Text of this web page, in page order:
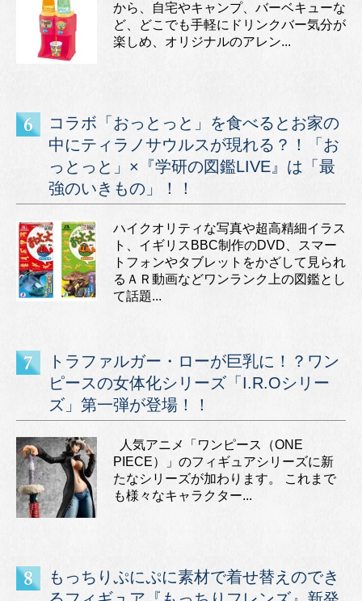
から、自宅やキャンプ、バーベキューな
ど、どこでも手軽にドリンクバー気分が
楽しめ、オリジナルのアレン...
コラボ「おっとっと」を食べるとお家の
中にティラノサウルスが現れる？！「お
っとっと」×『学研の図鑑LIVE』は「最
強のいきもの」！！
ハイクオリティな写真や超高精細イラス
ト、イギリスBBC制作のDVD、スマー
トフォンやタブレットをかざして見られ
るＡＲ動画などワンランク上の図鑑とし
て話題...
トラファルガー・ローが巨乳に！？ワン
ピースの女体化シリーズ「I.R.Oシリー
ズ」第一弾が登場！！
人気アニメ「ワンピース（ONE
PIECE）」のフィギュアシリーズに新
たなシリーズが加わります。 これまで
も様々なキャラクター...
もっちりぷにぷに素材で着せ替えのでき